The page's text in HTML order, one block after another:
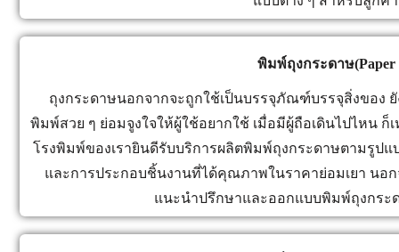
พิมพ์ถุงกระดาษ(Paper
ถุงกระดาษนอกจากจะถูกใช้เป็นบรรจุภัณฑ์บรรจุสิ่งของ
พิมพ์สวย ๆ ย่อมจูงใจให้ผู้ใช้อยากใช้ เมื่อมีผู้ถือเดินไปไหน
โรงพิมพ์ของเรายินดีรับบริการผลิตพิมพ์ถุงกระดาษตามรูป
และการประกอบชิ้นงานที่ได้คุณภาพในราคาย่อมเยา นอ
แนะนำปรึกษาและออกแบบพิมพ์ถุงกระ